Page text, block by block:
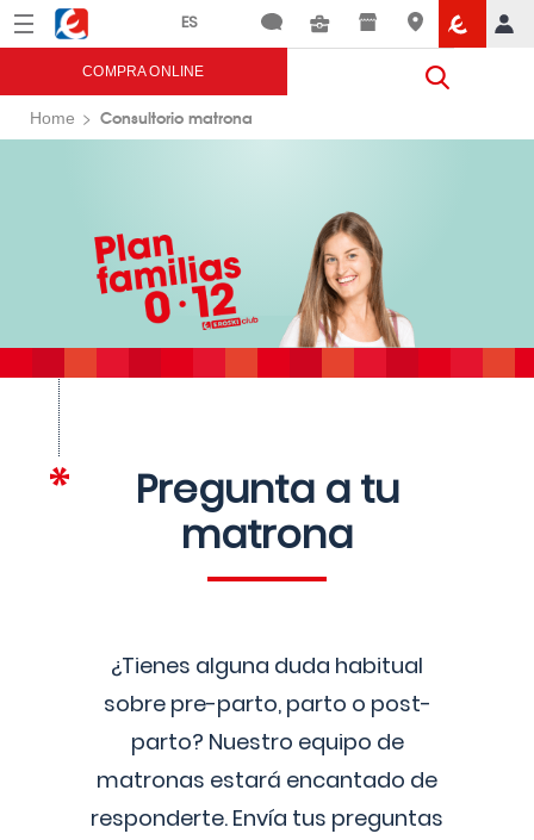
Menú Eroski
COMPRA ONLINE
Home Consultorio matrona
Pregunta a tu
matrona
¿Tienes alguna duda habitual
sobre pre-parto, parto o post-
parto? Nuestro equipo de
matronas estará encantado de
responderte. Envía tus preguntas